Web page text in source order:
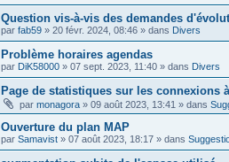
Question vis-à-vis des demandes
par fab59 » 20 févr. 2024, 08:46 » dans Divers
Problème horaires agendas
par DiK58000 » 07 sept. 2023, 11:40 » dans Divers
Page de statistiques sur les connexions
par monagora » 09 août 2023, 13:41 » dans
Ouverture du plan MAP
par Samavist » 07 août 2023, 18:17 » dans